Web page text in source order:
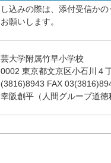
込みの際は、添付受信かの
願いします。
大学附属竹早小学校
東京都文京区小石川４
FAX
阪創平（人間グループ道徳